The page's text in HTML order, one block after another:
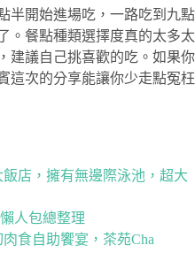
半開始進場吃，一路吃到九點
。餐點種類選擇度真的太多太
建議自己挑喜歡的吃。如果你
這次的分享能讓你少走點冤枉
店，擁有無邊際泳池，超大
人包總整理
食自助饗宴，茶苑Cha